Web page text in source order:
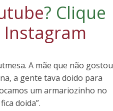
? Clique
Instagram
A mãe que não gostou
a gente tava doido para
um armariozinho no
doida”.